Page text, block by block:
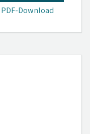
PDF-Download